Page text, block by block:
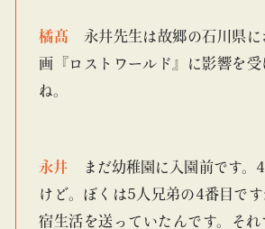
橘髙 永井先生は故郷の石川県に
画『ロストワールド』に影響を
ね。
永井 まだ幼稚園に入園前です。
けど。ぼくは5人兄弟の4番目で
宿生活を送っていたんです。そ